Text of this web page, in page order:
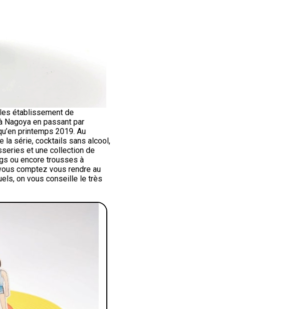
établissement de
Nagoya en passant par
printemps 2019. Au
la série, cocktails sans alcool,
et une collection de
ou encore trousses à
comptez vous rendre au
on vous conseille le très